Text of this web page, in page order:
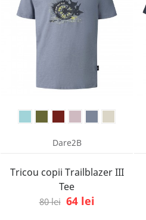
Dare2B
Tricou copii Trailblazer III
Tee
80 lei 64 lei